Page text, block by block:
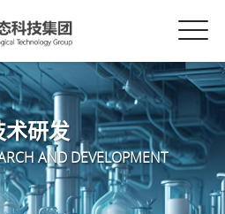
术研发
AND DEVELOPMENT